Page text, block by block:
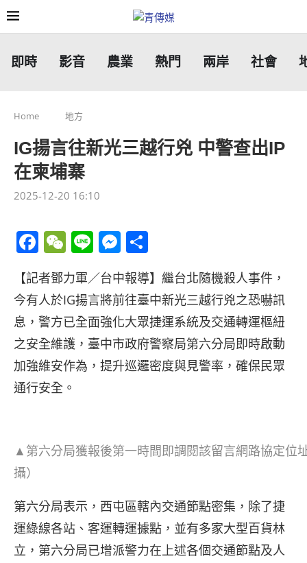
即時 影音 農業 熱門 兩岸 社會
Home 地方
IG揚言往新光三越行兇 中警查出IP
在柬埔寨
2025-12-20 16:10
Facebook
WeChat
LineMessenger
享
【記者鄧力軍／台中報導】繼台北隨機殺人事件，
今有人於IG揚言將前往臺中新光三越行兇之恐嚇訊
息，警方已全面強化大眾捷運系統及交通轉運樞紐
之安全維護，臺中市政府警察局第六分局即時啟動
加強維安作為，提升巡邏密度與見警率，確保民眾
通行安全。
▲第六分局獲報後第一時間即調閱該留言網路協定位
攝）
第六分局表示，西屯區轄內交通節點密集，除了捷
運綠線各站、客運轉運據點，並有多家大型百貨林
立，第六分局已增派警力在上述各個交通節點及人